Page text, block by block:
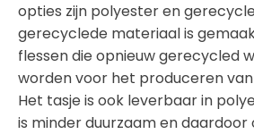
opties zijn polyester en
gerecyclede materiaal is
flessen die opnieuw gerecycled
worden voor het produceren van
Het tasje is ook leverbaar in
is minder duurzaam en daardoor